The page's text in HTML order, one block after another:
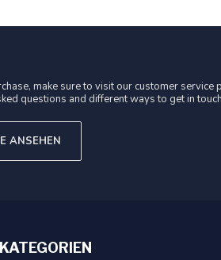
make sure to visit our customer service
questions and different ways to get in
ANSEHEN
KATEGORIEN